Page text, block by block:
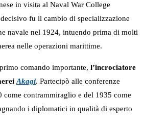
in visita al Naval War College
fu il cambio di specializzazione
navale nel 1924, intuendo prima di molti
nelle operazioni marittime.
comando importante, l’incrociatore
Akagi. Partecipò alle conferenze
contrammiraglio e del 1935 come
i diplomatici in qualità di esperto